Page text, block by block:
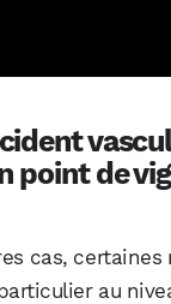
point de
cas,
au
Telegram